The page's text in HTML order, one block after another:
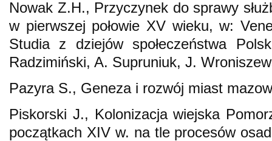
Nowak Z.H., Przyczynek do sprawy
w pierwszej połowie XV wieku, w:
Studia z dziejów społeczeństwa
Radzimiński, A. Supruniuk, J.
Pazyra S., Geneza i rozwój miast
Piskorski J., Kolonizacja wiejska
początkach XIV w. na tle procesów